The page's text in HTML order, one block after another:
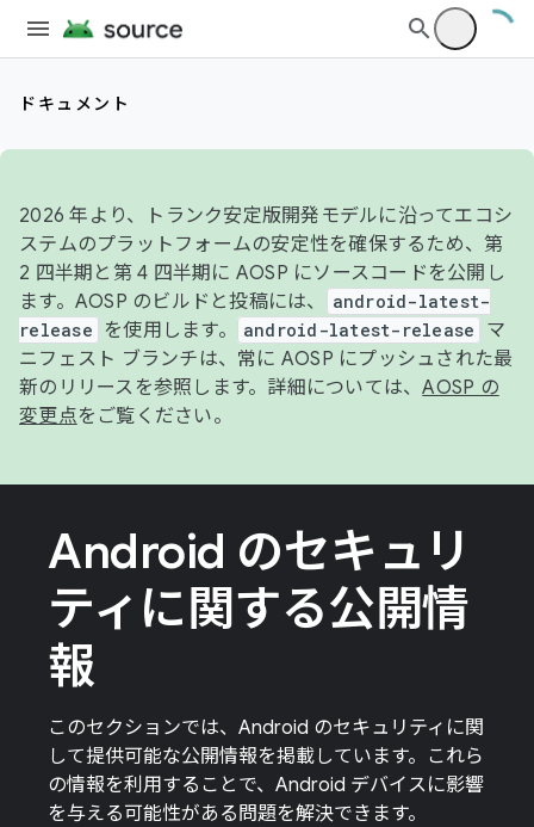
ドキュメント
2026 年より、トランク安定版開発モデルに沿ってエコシ
ステムのプラットフォームの安定性を確保するため、第
2 四半期と第 4 四半期に AOSP にソースコードを公開し
ます。AOSP のビルドと投稿には、
android-latest-
release
を使用します。 android-latest-release
マ
ニフェスト ブランチは、常に AOSP にプッシュされた最
新のリリースを参照します。詳細については、AOSP の
変更点をご覧ください。
Android のセキュリ
ティに関する公開情
報
このセクションでは、Android のセキュリティに関
して提供可能な公開情報を掲載しています。これら
の情報を利用することで、Android デバイスに影響
を与える可能性がある問題を解決できます。